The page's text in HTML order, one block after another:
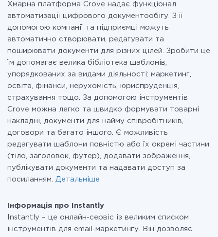
Хмарна платформа Crove надає функціонал
автоматизації цифрового документообігу. З її
допомогою компанії та підприємці можуть
автоматично створювати, редагувати та
поширювати документи для різних цілей. Зробити це
їм допомагає велика бібліотека шаблонів,
упорядкованих за видами діяльності: маркетинг,
освіта, фінанси, нерухомість, юриспруденція,
страхування тощо. За допомогою інструментів
Crove можна легко та швидко формувати товарні
накладні, документи для найму співробітників,
договори та багато іншого. Є можливість
редагувати шаблони повністю або їх окремі частини
(тіло, заголовок, футер), додавати зображення,
публікувати документи та надавати доступ за
посиланням. Детальніше
Інформація про Instantly
Instantly – це онлайн-сервіс із великим списком
інструментів для email-маркетингу. Він дозволяє